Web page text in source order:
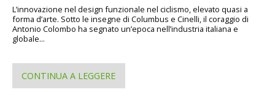
L’innovazione nel design funzionale nel ciclismo, elevato quasi a
forma d’arte. Sotto le insegne di Columbus e Cinelli, il coraggio di
Antonio Colombo ha segnato un’epoca nell’industria italiana e
globale...
CONTINUA A LEGGERE